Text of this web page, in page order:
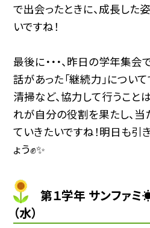
で出会ったときに、成長した
いですね！
最後に・・・、昨日の学年集
話があった「継続力」につい
清掃など、協力して行うこと
れが自分の役割を果たし、当
ていきたいですね！明日も引
ょう✊✨
第１学年 サンファ
（水）